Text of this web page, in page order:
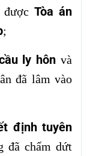
Tòa án
;
ly hôn và
đã lâm vào
định tuyên
đã chấm dứt